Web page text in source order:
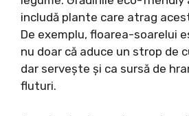
includă plante care atrag
De exemplu, floarea-soarelui
nu doar că aduce un strop de
dar servește și ca sursă de
fluturi.